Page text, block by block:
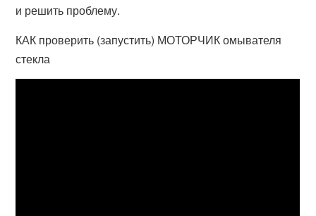
и решить проблему.
КАК проверить (запустить) МОТОРЧИК омывателя
стекла